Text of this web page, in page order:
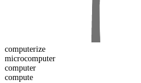
computerize
microcomputer
computer
compute